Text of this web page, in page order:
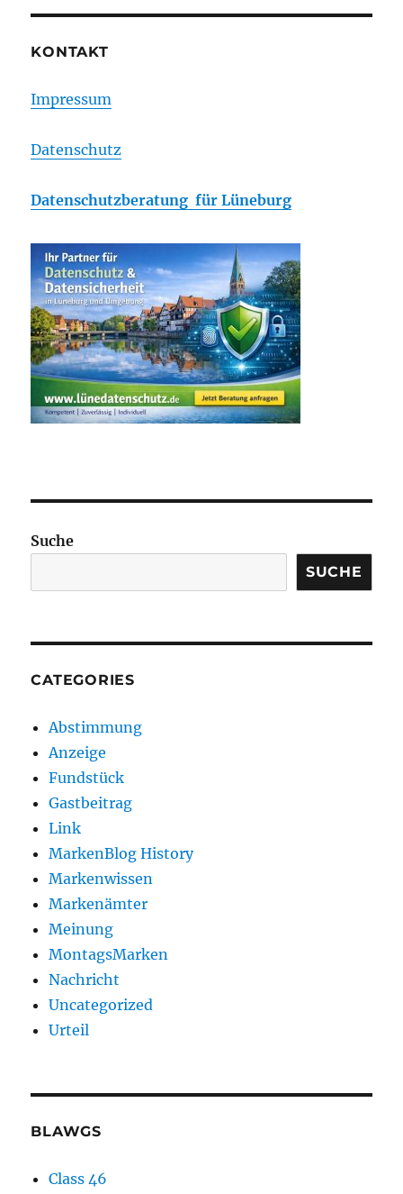
KONTAKT
Impressum
Datenschutz
Datenschutzberatung für Lüneburg
Suche
SUCHE
CATEGORIES
Abstimmung
Anzeige
Fundstück
Gastbeitrag
Link
MarkenBlog History
Markenwissen
Markenämter
Meinung
MontagsMarken
Nachricht
Uncategorized
Urteil
BLAWGS
Class 46